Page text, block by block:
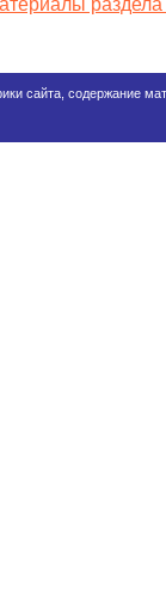
сайта, содержание